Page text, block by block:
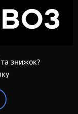
та знижок?